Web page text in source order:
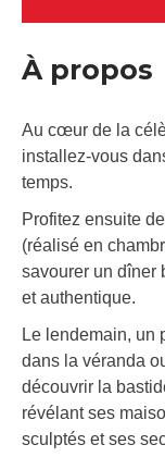
À propos
Au cœur de la
installez-vous
temps.
Profitez ensuite
(réalisé en
savourer un dîner
et authentique.
Le lendemain, un
dans la véranda
découvrir la
révélant ses
sculptés et ses